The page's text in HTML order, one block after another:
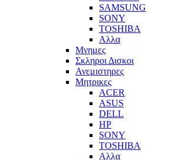
SAMSUNG
SONY
TOSHIBA
Αλλα
Μνημες
Σκληροι Δισκοι
Ανεμιστηρες
Μητρικες
ACER
ASUS
DELL
HP
SONY
TOSHIBA
Αλλα